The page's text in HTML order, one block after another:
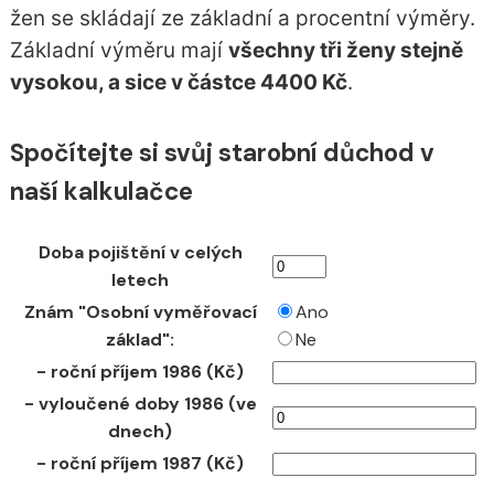
žen se skládají ze základní a procentní výměry.
Základní výměru mají všechny tři ženy stejně
vysokou, a sice v částce 4400 Kč.
Spočítejte si svůj starobní důchod v
naší kalkulačce
Doba pojištění v celých
letech
Znám "Osobní vyměřovací
základ":
Ano
Ne
- roční příjem 1986 (Kč)
- vyloučené doby 1986 (ve
dnech)
- roční příjem 1987 (Kč)